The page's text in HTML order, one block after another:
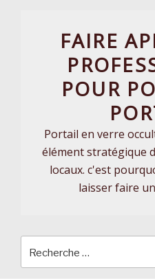
FAIRE
POUR
Portail en verre
élément stratégique
locaux. c'est
laisser faire